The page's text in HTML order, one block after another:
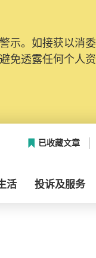
示。如接获以消
免透露任何个人
已收藏文章
活 投诉及服务